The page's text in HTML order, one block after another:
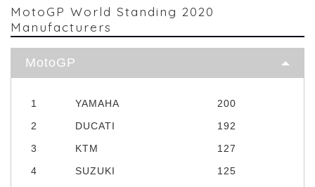
MotoGP World Standing 2020
Manufacturers
MotoGP
1 YAMAHA
200
2
DUCATI
192
3
KTM
127
4
SUZUKI
125